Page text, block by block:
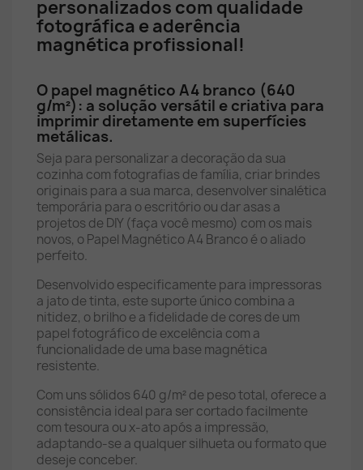
personalizados com qualidade
fotográfica e aderência
magnética profissional!
O papel magnético A4 branco (640
g/m²): a solução versátil e criativa para
imprimir diretamente em superfícies
metálicas.
Seja para personalizar a decoração da sua
cozinha com fotografias de família, criar brindes
originais para a sua marca, desenvolver sinalética
temporária para o escritório ou dar asas a
projetos de DIY (faça você mesmo) com os mais
novos, o Papel Magnético A4 Branco é o aliado
perfeito.
Desenvolvido especificamente para impressoras
a jato de tinta, este suporte único combina a
nitidez, o brilho e a fidelidade de cores de um
papel fotográfico de excelência com a
funcionalidade de uma base magnética
resistente.
Com uns sólidos 640 g/m² de peso total, oferece a
consistência ideal para ser cortado facilmente
com tesoura ou x-ato após a impressão,
adaptando-se a qualquer silhueta ou formato que
deseje conceber.